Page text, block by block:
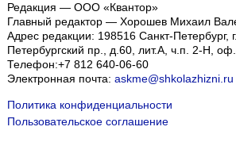
Редакция — ООО «Квантор»
Главный редактор — Хорошев Михаил
Адрес редакции: 198516 Санкт-Петербург,
Петербургский пр., д.60, лит.А, ч.п. 2-Н,
Телефон:+7 812 640-06-60
Электронная почта: askme@shkolazhizni.ru
Политика конфиденциальности
Пользовательское соглашение